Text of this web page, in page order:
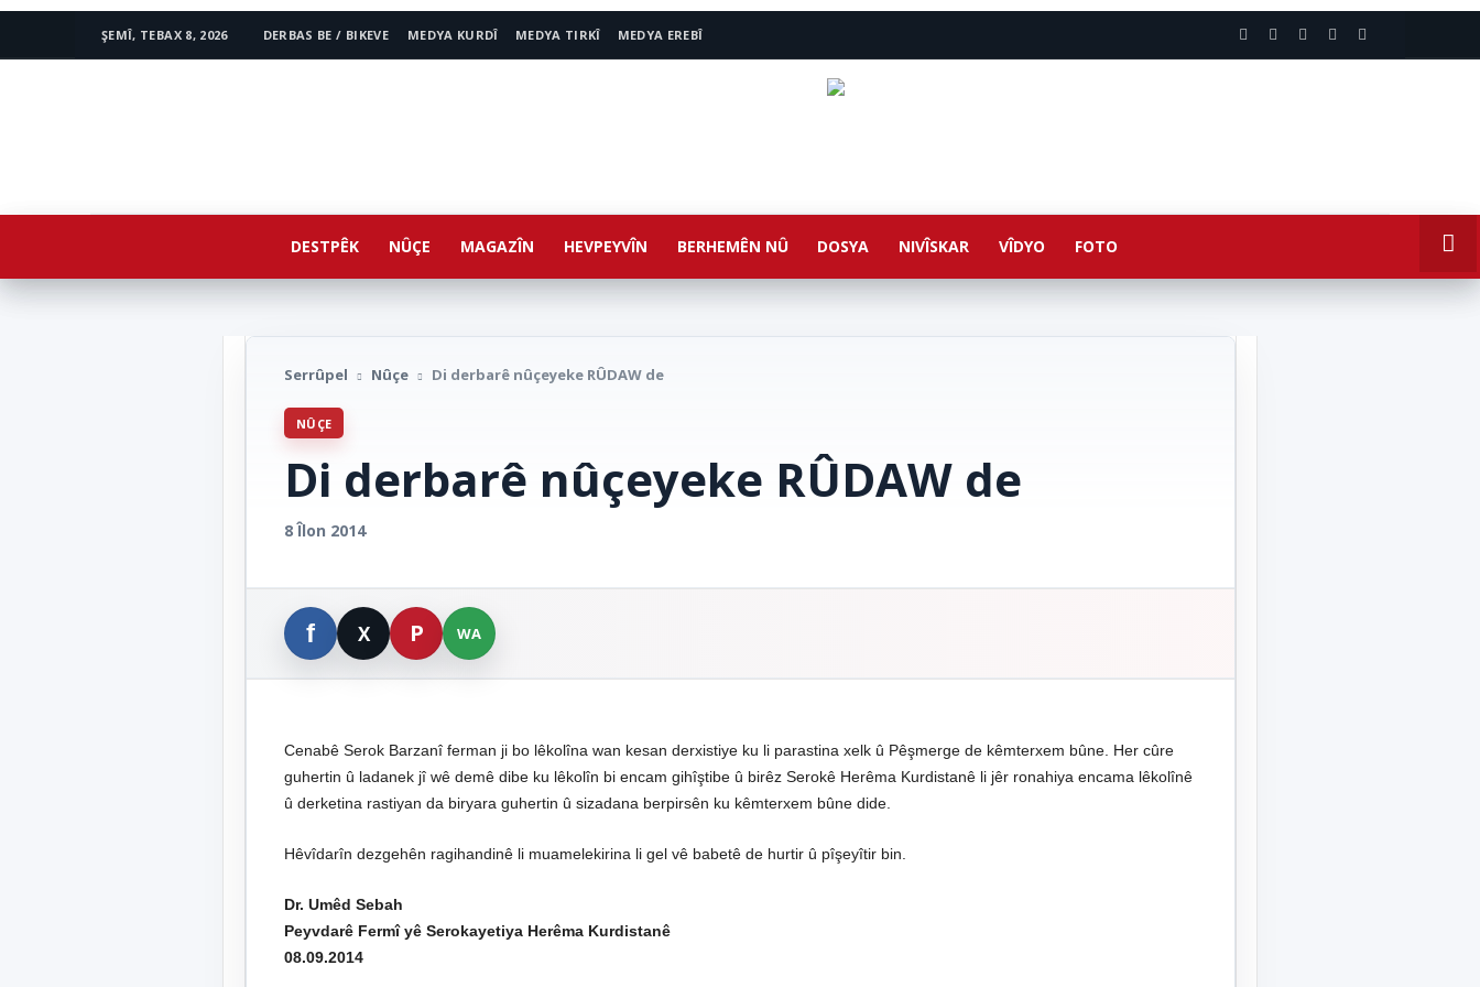
ŞEMÎ, TEBAX 8, 2026 DERBAS BE / BIKEVE MEDYA KURDÎ MEDYA TIRKÎ MEDYA EREBÎ
DESTPÊK NÛÇE MAGAZÎN HEVPEYVÎN BERHEMÊN NÛ DOSYA NIVÎSKAR VÎDYO FOTO
Serrûpel Nûçe Di derbarê nûçeyeke RÛDAW de
NÛÇE
Di derbarê nûçeyeke RÛDAW de
8 Îlon 2014
Cenabê Serok Barzanî ferman ji bo lêkolîna wan kesan derxistiye ku li parastina xelk û Pêşmerge de kêmterxem bûne. Her cûre
guhertin û ladanek jî wê demê dibe ku lêkolîn bi encam gihîştibe û birêz Serokê Herêma Kurdistanê li jêr ronahiya encama lêkolînê
û derketina rastiyan da biryara guhertin û sizadana berpirsên ku kêmterxem bûne dide.
Hêvîdarîn dezgehên ragihandinê li muamelekirina li gel vê babetê de hurtir û pîşeyîtir bin.
Dr. Umêd Sebah
Peyvdarê Fermî yê Serokayetiya Herêma Kurdistanê
08.09.2014